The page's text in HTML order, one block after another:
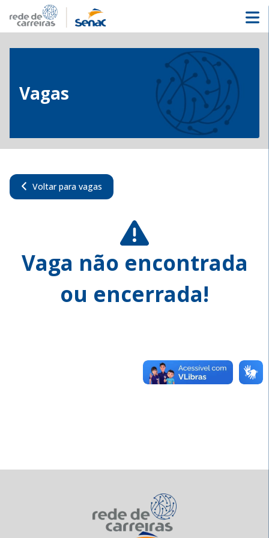
Vagas
Voltar para vagas
Vaga não encontrada
ou encerrada!